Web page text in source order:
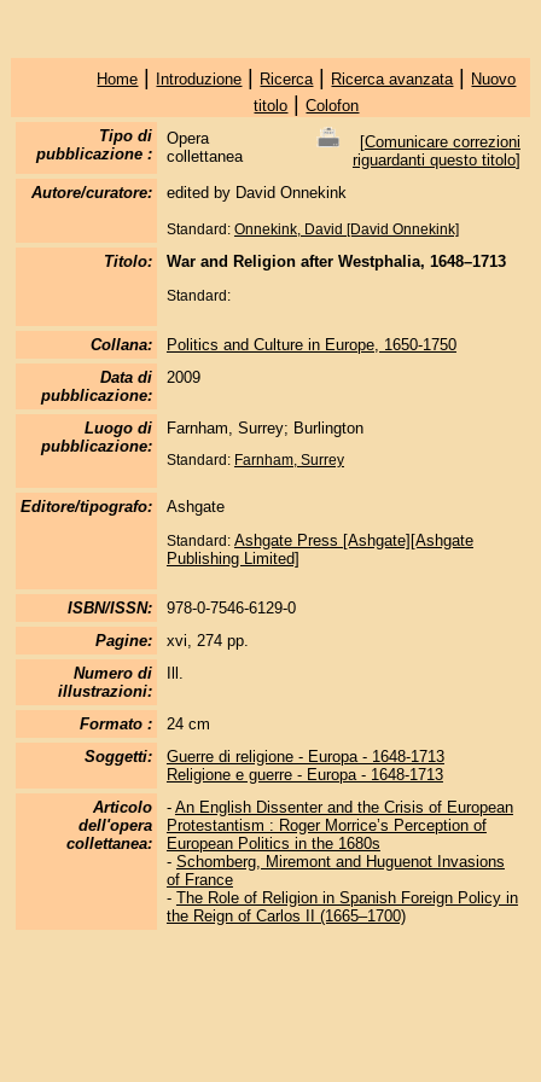
Home | Introduzione | Ricerca | Ricerca avanzata | Nuovo
titolo |Colofon
Tipo di
pubblicazione :
Opera
collettanea
[Comunicare correzioni
riguardanti questo titolo]
Autore/curatore:
edited by David Onnekink
Standard: Onnekink, David [David Onnekink]
Titolo: War and Religion after Westphalia, 1648–1713
Standard:
Collana:
Politics and Culture in Europe, 1650-1750
Data di
pubblicazione:
2009
Luogo di
pubblicazione:
Farnham, Surrey; Burlington
Standard: Farnham, Surrey
Editore/tipografo: Ashgate
Standard: Ashgate Press [Ashgate][Ashgate
Publishing Limited]
ISBN/ISSN:
978-0-7546-6129-0
Pagine:
xvi, 274 pp.
Numero di
illustrazioni:
Ill.
Formato :
24 cm
Soggetti:
Guerre di religione - Europa - 1648-1713
Religione e guerre - Europa - 1648-1713
Articolo
dell'opera
collettanea:
- An English Dissenter and the Crisis of European
Protestantism : Roger Morrice’s Perception of
European Politics in the 1680s
- Schomberg, Miremont and Huguenot Invasions
of France
- The Role of Religion in Spanish Foreign Policy in
the Reign of Carlos II (1665–1700)